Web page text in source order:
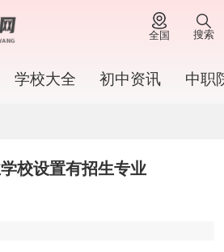
全国 搜索
学校大全 初中资讯 中职
校设置有招生专业